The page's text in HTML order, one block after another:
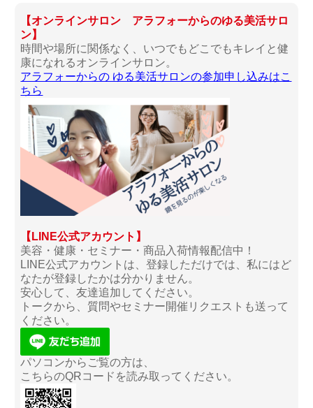
【オンラインサロン アラフォーからのゆる美活サロ
ン】
時間や場所に関係なく、いつでもどこでもキレイと健
康になれるオンラインサロン。
アラフォーからの ゆる美活サロンの参加申し込みはこ
ちら
【LINE公式アカウント】
美容・健康・セミナー・商品入荷情報配信中！
LINE公式アカウントは、登録しただけでは、私にはど
なたが登録したかは分かりません。
安心して、友達追加してください。
トークから、質問やセミナー開催リクエストも送って
ください。
パソコンからご覧の方は、
こちらのQRコードを読み取ってください。